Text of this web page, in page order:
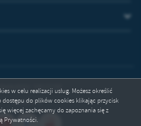
w celu realizacji usług. Możesz określić
do plików cookies klikając przycisk
więcej zachęcamy do zapoznania się z
Prywatności.
1412230
Online: 8